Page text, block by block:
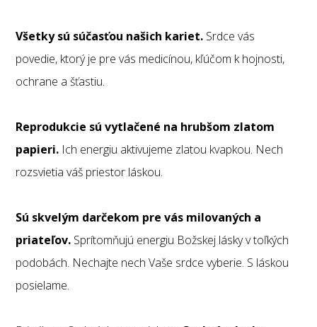
Všetky sú súčasťou našich kariet. Srdce vás
povedie, ktorý je pre vás medicínou, kľúčom k hojnosti,
ochrane a šťastiu.
Reprodukcie sú vytlačené na hrubšom zlatom
papieri. Ich energiu aktivujeme zlatou kvapkou. Nech
rozsvietia váš priestor láskou.
Sú skvelým darčekom pre vás milovaných a
priateľov. Sprítomňujú energiu Božskej lásky v toľkých
podobách. Nechajte nech Vaše srdce vyberie. S láskou
posielame.